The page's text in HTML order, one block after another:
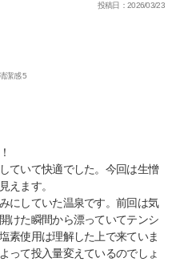
投稿日：2026/03/23
潔感 5
ていて快適でした。今回は生憎
えます。
にしていた温泉です。前回は気
けた瞬間から漂っていてテンシ
素使用は理解した上で来ていま
って投入量変えているのでしょ